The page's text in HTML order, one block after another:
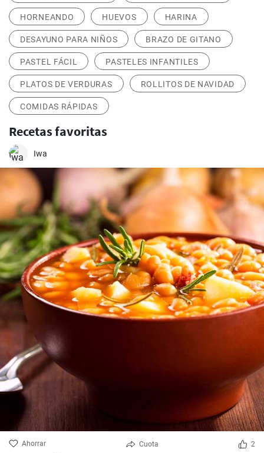
HORNEANDO HUEVOS HARINA
DESAYUNO PARA NIÑOS BRAZO DE GITANO
PASTEL FÁCIL PASTELES INFANTILES
PLATOS DE VERDURAS ROLLITOS DE NAVIDAD
COMIDAS RÁPIDAS
Recetas favoritas
Iwa
Ahorrar Cuota 2